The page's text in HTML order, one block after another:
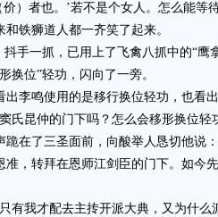
者也。’若不是个女人。怎么能等
铁狮道人都一齐笑了起来。
一抓，已用上了飞禽八抓中的“鹰
换位”轻功，闪向了一旁。
鸣使用的是移行换位轻功，也看
氏昆仲的门下吗？怎么会移形换位轻
了三圣面前，向酸举人恳切他说：
，转拜在恩师江剑臣的门下。如今
我才配去主抟开派大典，又为什么